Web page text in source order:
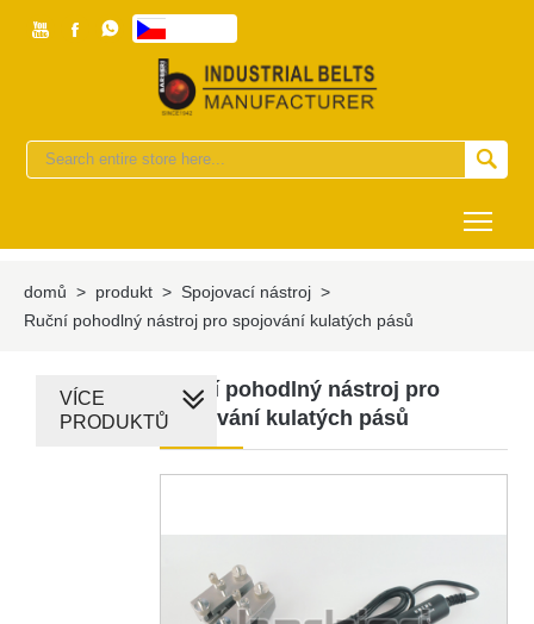
  

domů > produkt > Spojovací nástroj >
Ruční pohodlný nástroj pro spojování kulatých pásů
Ruční pohodlný nástroj pro
spojování kulatých pásů
VÍCE
PRODUKTŮ